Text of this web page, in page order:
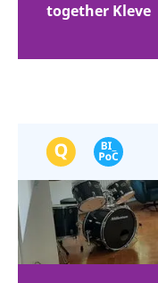
together Kleve